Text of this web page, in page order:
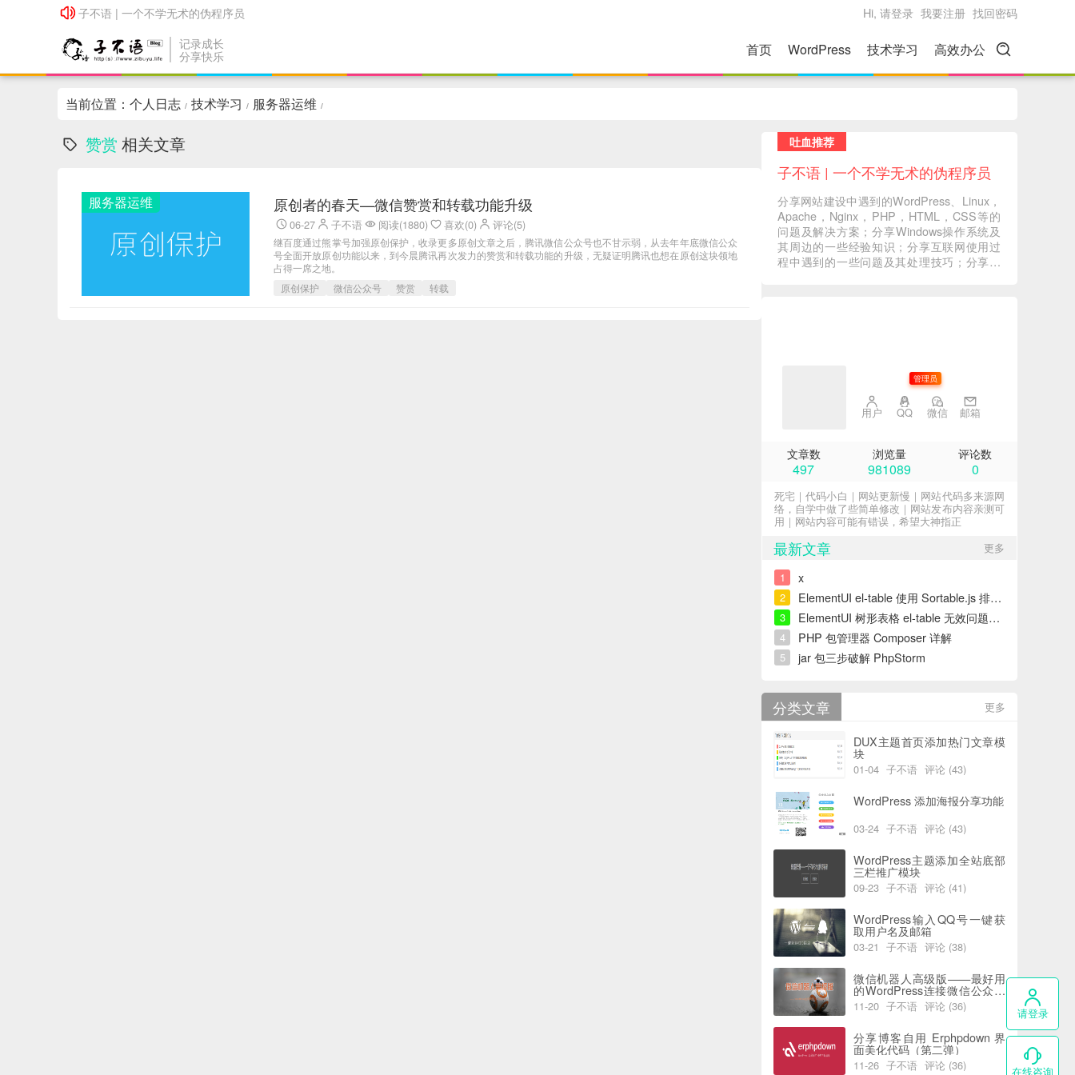
子不语 | 一个不学无术的伪程序员
子不语 | 一个不学无术的伪程序员
Hi, 请登录 我要注册 找回密码
记录成长
分享快乐 首页 WordPress 技术学习 高效办公
当前位置： 个人日志 / 技术学习 / 服务器运维 /
赞赏 相关文章
服务器运维 原创者的春天—微信赞赏和转载功能升级
06-27 子不语 阅读(1880) 喜欢(0) 评论(5)
继百度通过熊掌号加强原创保护，收录更多原创文章之后，腾讯微信公众号也不甘示弱，从去年年底微信公众
号全面开放原创功能以来，到今晨腾讯再次发力的赞赏和转载功能的升级，无疑证明腾讯也想在原创这块领地
占得一席之地。
原创保护
微信公众号 赞赏 转载
吐血推荐
子不语 | 一个不学无术的伪程序员
分享网站建设中遇到的WordPress、Linux，
Apache，Nginx，PHP，HTML，CSS等的
问题及解决方案；分享Windows操作系统及
其周边的一些经验知识；分享互联网使用过
程中遇到的一些问题及其处理技巧；分享一
管理员
用户 QQ 微信 邮箱
文章数
497
浏览量
981089
评论数
0
死宅｜代码小白｜网站更新慢｜网站代码多来源网
络，自学中做了些简单修改｜网站发布内容亲测可
用｜网站内容可能有错误，希望大神指正
更多
最新文章
1 x
2 ElementUI el-table 使用 Sortable.js 排序错误解决
3 ElementUI 树形表格 el-table 无效问题解决
4 PHP 包管理器 Composer 详解
5 jar 包三步破解 PhpStorm
更多
分类文章
DUX主题首页添加热门文章模
块
01-04 子不语 评论 (43)
WordPress 添加海报分享功能
03-24 子不语 评论 (43)
WordPress主题添加全站底部
三栏推广模块
09-23 子不语 评论 (41)
WordPress输入QQ号一键获
取用户名及邮箱
03-21 子不语 评论 (38)
微信机器人高级版——最好用
的WordPress连接微信公众号
插件
11-20 子不语 评论 (36)
分享博客自用 Erphpdown 界
面美化代码（第二弹）
11-26 子不语 评论 (36)
请登录
在线咨询